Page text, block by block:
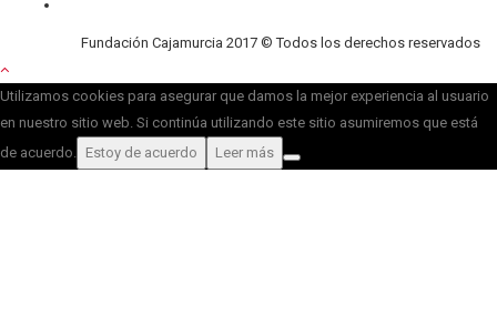
Fundación Cajamurcia 2017 © Todos los derechos reservados
Utilizamos cookies para asegurar que damos la mejor experiencia al usuario
en nuestro sitio web. Si continúa utilizando este sitio asumiremos que está
de acuerdo. Estoy de acuerdo Leer más